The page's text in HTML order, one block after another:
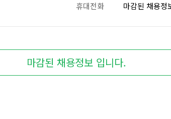
휴대전화 마감된 채용정
마감된 채용정보 입니다.